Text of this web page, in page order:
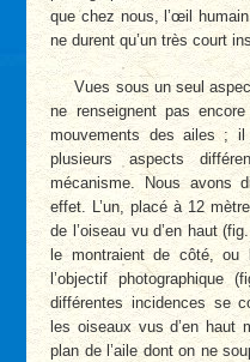
que chez nous, l’œil
ne durent qu’un très court
Vues sous un seul
ne renseignent pas
mouvements des ailes ; il
plusieurs aspects
mécanisme. Nous avons
effet. L’un, placé à 12
de l’oiseau vu d’en haut
le montraient de côté,
l’objectif photographique
différentes incidences se
les oiseaux vus d’en haut
plan de l’aile dont on ne